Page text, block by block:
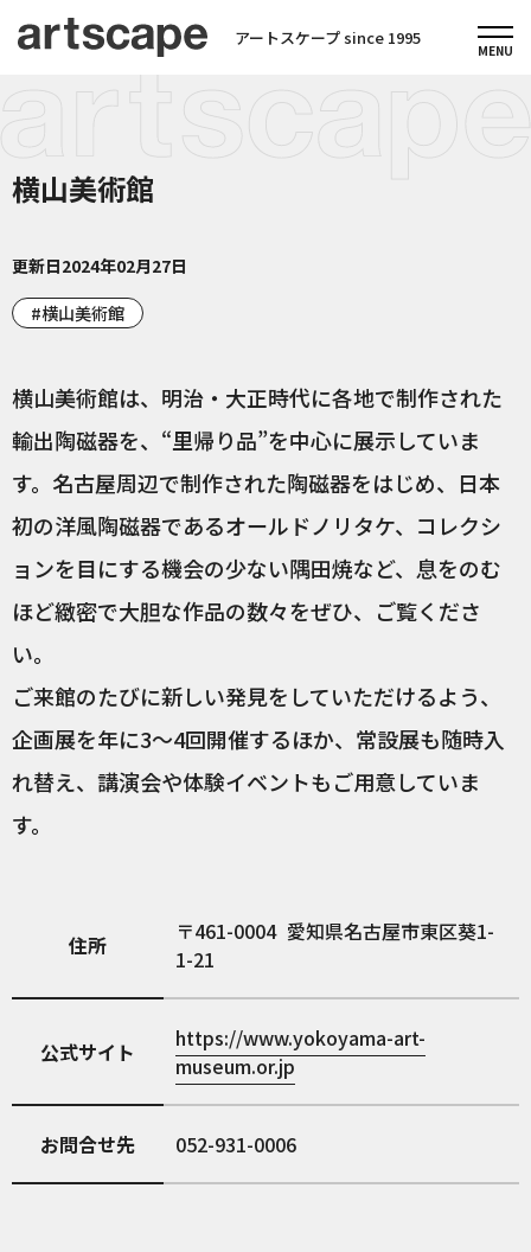
アートスケープ since 1995
横山美術館
更新日2024年02月27日
横山美術館
横山美術館は、明治・大正時代に各地で制作された
輸出陶磁器を、“里帰り品”を中心に展示していま
す。名古屋周辺で制作された陶磁器をはじめ、日本
初の洋風陶磁器であるオールドノリタケ、コレクシ
ョンを目にする機会の少ない隅田焼など、息をのむ
ほど緻密で大胆な作品の数々をぜひ、ご覧くださ
い。
ご来館のたびに新しい発見をしていただけるよう、
企画展を年に3〜4回開催するほか、常設展も随時入
れ替え、講演会や体験イベントもご用意していま
す。
住所 461-0004 愛知県名古屋市東区葵1-
1-21
公式サイト
https://www.yokoyama-art-
museum.or.jp
お問合せ先 052-931-0006